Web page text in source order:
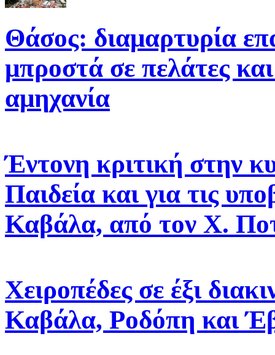
Θάσος: διαμαρτυρία
μπροστά σε πελάτες
αμηχανία
Έντονη κριτική στην
Παιδεία και για τις
Καβάλα, από τον Χ.
Χειροπέδες σε έξι
Καβάλα, Ροδόπη και